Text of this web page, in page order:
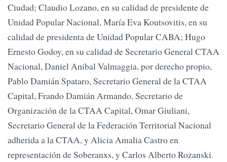
Ciudad; Claudio Lozano, en su calidad de presidente de
Unidad Popular Nacional, María Eva Koutsovitis, en su
calidad de presidenta de Unidad Popular CABA; Hugo
Ernesto Godoy, en su calidad de Secretario General CTAA
Nacional, Daniel Anibal Valmaggia, por derecho propio,
Pablo Damián Spataro, Secretario General de la CTAA
Capital, Frando Damián Armando, Secretario de
Organización de la CTAA Capital, Omar Giuliani,
Secretario General de la Federación Territorial Nacional
adherida a la CTAA, y Alicia Amalia Castro en
representación de Soberanxs, y Carlos Alberto Rozanski.